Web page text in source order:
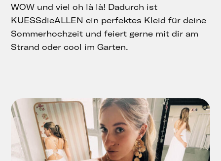
WOW und viel oh là là! Dadurch ist
KUESSdieALLEN ein perfektes Kleid für deine
Sommerhochzeit und feiert gerne mit dir am
Strand oder cool im Garten.